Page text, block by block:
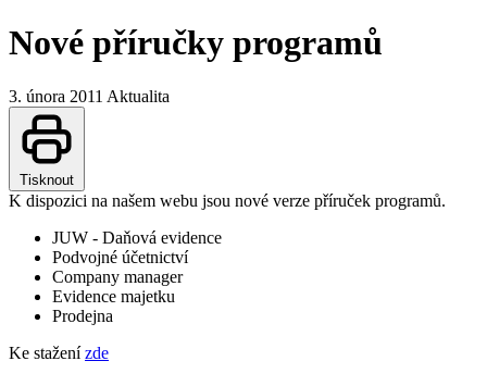
Nové příručky programů
3. února 2011 Aktualita
Tisknout
K dispozici na našem webu jsou nové verze příruček programů.
JUW - Daňová evidence
Podvojné účetnictví
Company manager
Evidence majetku
Prodejna
Ke staženízde